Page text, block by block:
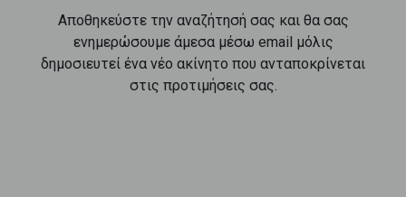
Αποθηκεύστε την αναζήτησή σας και θα σας
ενημερώσουμε άμεσα μέσω email μόλις
δημοσιευτεί ένα νέο ακίνητο που ανταποκρίνεται
στις προτιμήσεις σας.